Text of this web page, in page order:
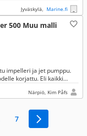
Jyväskylä, Marine.fi
500 Muu malli
impelleri ja jet pumppu.
Närpiö, Kim Påfs
7